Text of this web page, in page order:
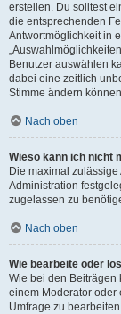
erstellen. Du solltest
die entsprechenden
Antwortmöglichkeit in
Benutzer auswählen
dabei eine zeitlich
Stimme ändern
Nach oben
Wieso kann ich nicht
Die maximal
Administration
zugelassen zu
Nach oben
Wie bearbeite oder
Wie bei den Beiträgen
einem Moderator oder
Umfrage zu